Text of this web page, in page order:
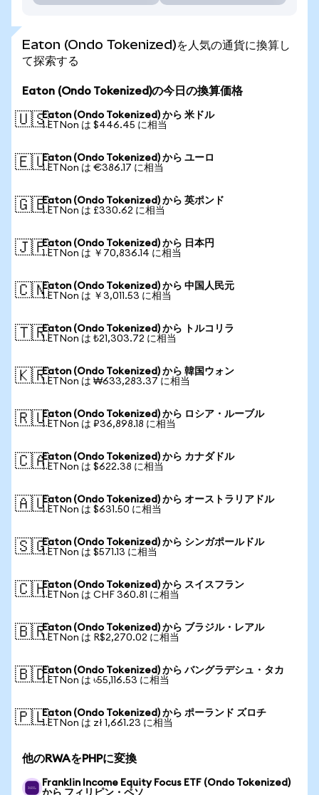
Eaton (Ondo Tokenized)を人気の通貨に換算し
て探索する
Eaton (Ondo Tokenized)の今日の換算価格
🇺🇸Eaton (Ondo Tokenized) から 米ドル
1 ETNon は $446.45 に相当
🇪🇺Eaton (Ondo Tokenized) から ユーロ
1 ETNon は €386.17 に相当
🇬🇧Eaton (Ondo Tokenized) から 英ポンド
1 ETNon は £330.62 に相当
🇯🇵Eaton (Ondo Tokenized) から 日本円
1 ETNon は ￥70,836.14 に相当
🇨🇳Eaton (Ondo Tokenized) から 中国人民元
1 ETNon は ￥3,011.53 に相当
🇹🇷Eaton (Ondo Tokenized) から トルコリラ
1 ETNon は ₺21,303.72 に相当
🇰🇷Eaton (Ondo Tokenized) から 韓国ウォン
1 ETNon は ₩633,283.37 に相当
🇷🇺Eaton (Ondo Tokenized) から ロシア・ルーブル
1 ETNon は ₽36,898.18 に相当
🇨🇦Eaton (Ondo Tokenized) から カナダドル
1 ETNon は $622.38 に相当
🇦🇺Eaton (Ondo Tokenized) から オーストラリアドル
1 ETNon は $631.50 に相当
🇸🇬Eaton (Ondo Tokenized) から シンガポールドル
1 ETNon は $571.13 に相当
🇨🇭Eaton (Ondo Tokenized) から スイスフラン
1 ETNon は CHF 360.81 に相当
🇧🇷Eaton (Ondo Tokenized) から ブラジル・レアル
1 ETNon は R$2,270.02 に相当
🇧🇩Eaton (Ondo Tokenized) から バングラデシュ・タカ
1 ETNon は ৳55,116.53 に相当
🇵🇱Eaton (Ondo Tokenized) から ポーランド ズロチ
1 ETNon は zł 1,661.23 に相当
他のRWAをPHPに変換
Franklin Income Equity Focus ETF (Ondo Tokenized)
から フィリピン・ペソ